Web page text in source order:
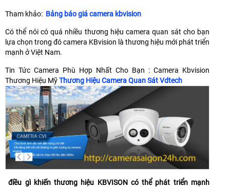
Tham khảo: Bảng báo giá camera kbvision
Có thể nói có quá nhiều thương hiệu camera quan sát cho bạn
lựa chọn trong đó camera KBvision là thương hiệu mới phát triển
mạnh ở Việt Nam.
Tin Tức Camera Phù Hợp Nhất Cho Bạn : Camera Kbvision
Thương Hiệu MỹThương Hiệu Camera Quan Sát Vdtech
điều gì khiến thương hiệu KBVISON có thể phát triển mạnh